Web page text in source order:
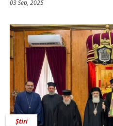
03 Sep, 2025
Știri